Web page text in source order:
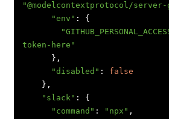
"@modelcontextprotocol/
"env" :
{
token-here"
},
"disabled" :
false
},
"slack" :
{
"command" : "npx" ,